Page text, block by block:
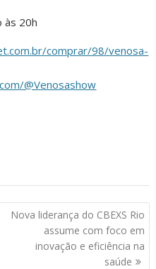
às 20h
comprar/98/venosa-
@Venosashow
Nova liderança do CBEXS Rio
assume com foco em
inovação e eficiência na
saúde